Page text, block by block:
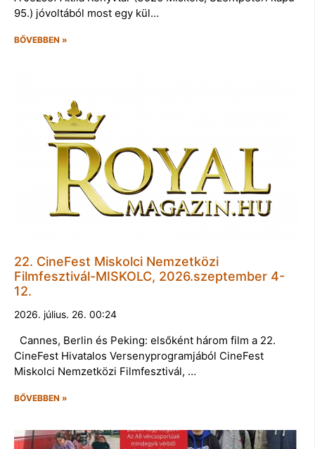
95.) jóvoltából most egy kül…
BŐVEBBEN »
22. CineFest Miskolci Nemzetközi
Filmfesztivál-MISKOLC, 2026.szeptember 4-
12.
2026. július. 26. 00:24
Cannes, Berlin és Peking: elsőként három film a 22.
CineFest Hivatalos Versenyprogramjából CineFest
Miskolci Nemzetközi Filmfesztivál, …
BŐVEBBEN »